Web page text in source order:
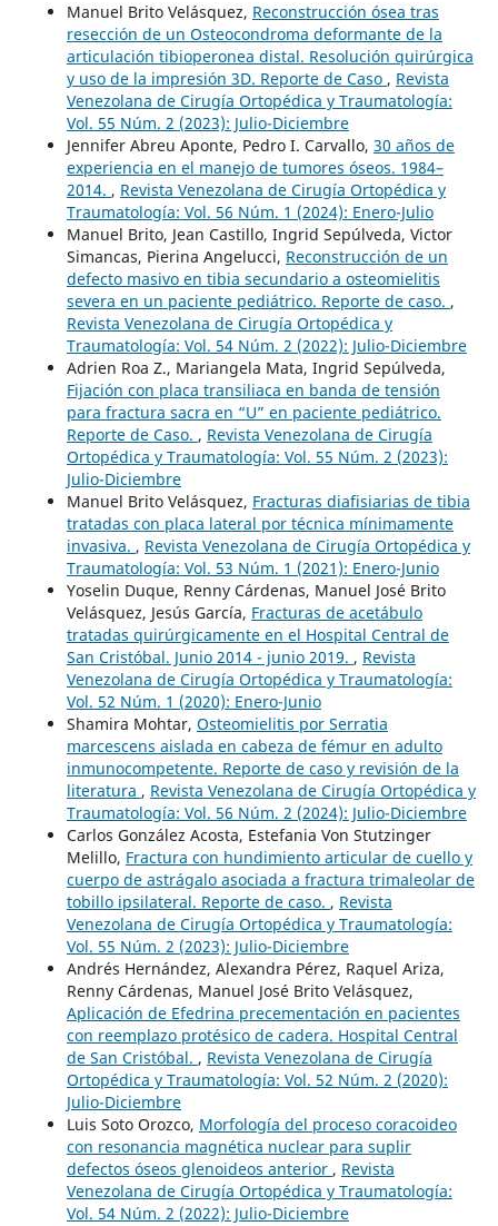
Manuel Brito Velásquez, Reconstrucción ósea tras
resección de un Osteocondroma deformante de la
articulación tibioperonea distal. Resolución quirúrgica
y uso de la impresión 3D. Reporte de Caso , Revista
Venezolana de Cirugía Ortopédica y Traumatología:
Vol. 55 Núm. 2 (2023): Julio-Diciembre
Jennifer Abreu Aponte, Pedro I. Carvallo, 30 años de
experiencia en el manejo de tumores óseos. 1984–
2014. , Revista Venezolana de Cirugía Ortopédica y
Traumatología: Vol. 56 Núm. 1 (2024): Enero-Julio
Manuel Brito, Jean Castillo, Ingrid Sepúlveda, Victor
Simancas, Pierina Angelucci, Reconstrucción de un
defecto masivo en tibia secundario a osteomielitis
severa en un paciente pediátrico. Reporte de caso. ,
Revista Venezolana de Cirugía Ortopédica y
Traumatología: Vol. 54 Núm. 2 (2022): Julio-Diciembre
Adrien Roa Z., Mariangela Mata, Ingrid Sepúlveda,
Fijación con placa transiliaca en banda de tensión
para fractura sacra en “U” en paciente pediátrico.
Reporte de Caso. , Revista Venezolana de Cirugía
Ortopédica y Traumatología: Vol. 55 Núm. 2 (2023):
Julio-Diciembre
Manuel Brito Velásquez, Fracturas diafisiarias de tibia
tratadas con placa lateral por técnica mínimamente
invasiva. , Revista Venezolana de Cirugía Ortopédica y
Traumatología: Vol. 53 Núm. 1 (2021): Enero-Junio
Yoselin Duque, Renny Cárdenas, Manuel José Brito
Velásquez, Jesús García, Fracturas de acetábulo
tratadas quirúrgicamente en el Hospital Central de
San Cristóbal. Junio 2014 - junio 2019. , Revista
Venezolana de Cirugía Ortopédica y Traumatología:
Vol. 52 Núm. 1 (2020): Enero-Junio
Shamira Mohtar, Osteomielitis por Serratia
marcescens aislada en cabeza de fémur en adulto
inmunocompetente. Reporte de caso y revisión de la
literatura , Revista Venezolana de Cirugía Ortopédica y
Traumatología: Vol. 56 Núm. 2 (2024): Julio-Diciembre
Carlos González Acosta, Estefania Von Stutzinger
Melillo, Fractura con hundimiento articular de cuello y
cuerpo de astrágalo asociada a fractura trimaleolar de
tobillo ipsilateral. Reporte de caso. , Revista
Venezolana de Cirugía Ortopédica y Traumatología:
Vol. 55 Núm. 2 (2023): Julio-Diciembre
Andrés Hernández, Alexandra Pérez, Raquel Ariza,
Renny Cárdenas, Manuel José Brito Velásquez,
Aplicación de Efedrina precementación en pacientes
con reemplazo protésico de cadera. Hospital Central
de San Cristóbal. , Revista Venezolana de Cirugía
Ortopédica y Traumatología: Vol. 52 Núm. 2 (2020):
Julio-Diciembre
Luis Soto Orozco, Morfología del proceso coracoideo
con resonancia magnética nuclear para suplir
defectos óseos glenoideos anterior , Revista
Venezolana de Cirugía Ortopédica y Traumatología:
Vol. 54 Núm. 2 (2022): Julio-Diciembre